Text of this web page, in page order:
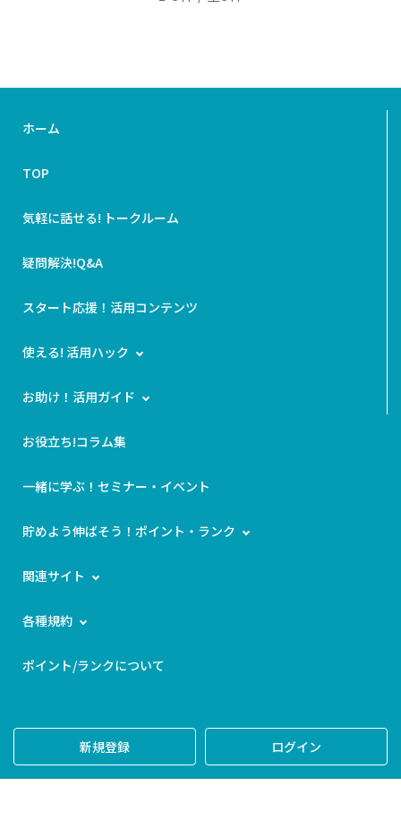
ホーム
TOP
気軽に話せる! トークルーム
疑問解決!Q&A
スタート応援！活用コンテンツ
使える! 活用ハック
お助け！活用ガイド
お役立ち!コラム集
一緒に学ぶ！セミナー・イベント
貯めよう伸ばそう！ポイント・ランク
関連サイト
各種規約
ポイント/ランクについて
新規登録 ログイン